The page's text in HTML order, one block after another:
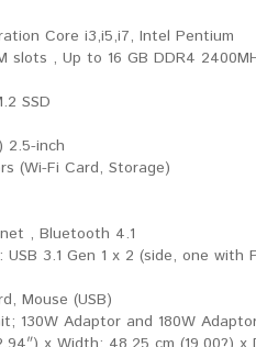
Core i3,i5,i7, Intel Pentium
slots , Up to 16 GB DDR4
SSD
2.5-inch
(Wi-Fi Card, Storage)
, Bluetooth 4.1
3.1 Gen 1 x 2 (side, one with
Mouse (USB)
130W Adaptor and 180W